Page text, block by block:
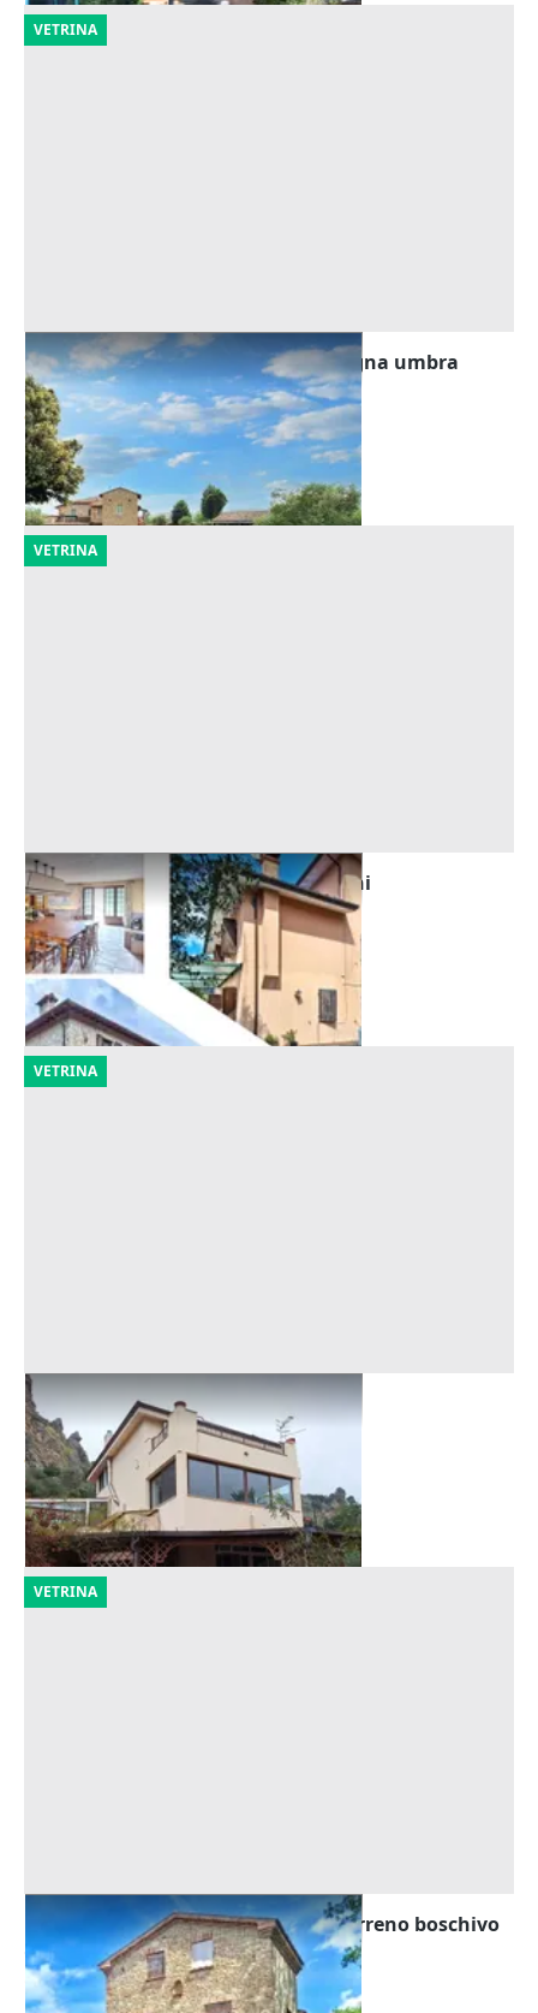
VETRINA
Asta Villa con piscina nella campagna umbra
Perugia (Perugia)
Offerta minima
800.000 €
25/09/2026
VETRINA
Asta Abitazioni con piscine e terreni
Camaiore (Lucca)
Offerta minima
879.814 €
09/10/2026
VETRINA
Asta Villa con terreni edificabili
Capaci (Palermo)
Offerta minima
310.400 €
14/09/2026
VETRINA
Asta Villa con pertinenze varie e terreno boschivo
Offerta minima
554.585 €